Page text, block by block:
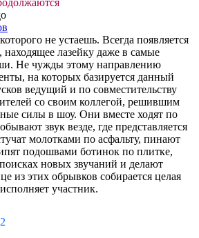
не устаешь. Всегда появляется
находящее лазейку даже в самые
Не чужды этому направлению
на которых базируется данный
ведущий и по совместительству
со своим коллегой, решившим
силы в шоу. Они вместе ходят по
звук везде, где представляется
молотками по асфальту, пинают
подошвами ботинок по плитке,
новых звучаний и делают
из этих обрывков собирается целая
участник.